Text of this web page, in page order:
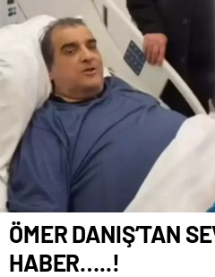
ÖMER DANIŞ’TAN
HABER…..!